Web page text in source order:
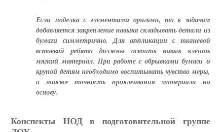
Если поделка с элементами оригами, то к задачам
добавляется закрепление навыка складывать детали из
бумаги симметрично. Для аппликации с тканевой
вставкой ребята должны освоить навык клеить
мягкий материал. При работе с обрывками бумаги и
крупой детям необходимо воспитывать чувство меры,
а также точность приклеивания материала на
основу.
Конспекты НОД в подготовительной группе